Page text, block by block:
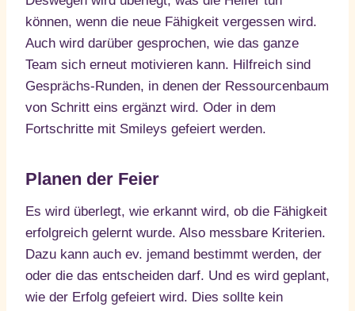
können, wenn die neue Fähigkeit vergessen wird.
Auch wird darüber gesprochen, wie das ganze
Team sich erneut motivieren kann. Hilfreich sind
Gesprächs-Runden, in denen der Ressourcenbaum
von Schritt eins ergänzt wird. Oder in dem
Fortschritte mit Smileys gefeiert werden.
Planen der Feier
Es wird überlegt, wie erkannt wird, ob die Fähigkeit
erfolgreich gelernt wurde. Also messbare Kriterien.
Dazu kann auch ev. jemand bestimmt werden, der
oder die das entscheiden darf. Und es wird geplant,
wie der Erfolg gefeiert wird. Dies sollte kein